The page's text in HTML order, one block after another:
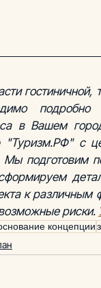
подробно
в Вашем
с
Мы подготовим
к
риски.
концепции